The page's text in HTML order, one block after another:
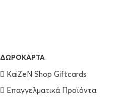
ΔΩΡΟΚΆΡΤΑ
KaiZeN Shop Giftcards
Επαγγελματικά Προϊόντα